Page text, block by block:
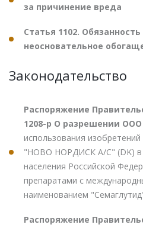
за причинение вреда
Статья 1102.
неосновательное
Законодательство
Распоряжение
1208-р О разрешении ООО
использования
"НОВО НОРДИСК А/С" (DK) в
населения Российской
препаратами с
наименованием
Распоряжение